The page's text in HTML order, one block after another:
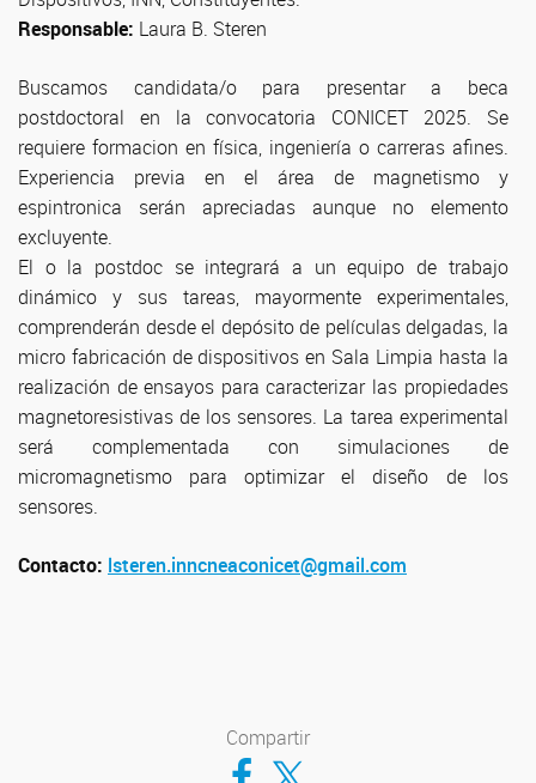
Responsable: Laura B. Steren
Buscamos candidata/o para presentar a beca
postdoctoral en la convocatoria CONICET 2025. Se
requiere formacion en física, ingeniería o carreras afines.
Experiencia previa en el área de magnetismo y
espintronica serán apreciadas aunque no elemento
excluyente.
El o la postdoc se integrará a un equipo de trabajo
dinámico y sus tareas, mayormente experimentales,
comprenderán desde el depósito de películas delgadas, la
micro fabricación de dispositivos en Sala Limpia hasta la
realización de ensayos para caracterizar las propiedades
magnetoresistivas de los sensores. La tarea experimental
será complementada con simulaciones de
micromagnetismo para optimizar el diseño de los
sensores.
Contacto: lsteren.inncneaconicet@gmail.com
Compartir
Compartir en Facebook
Compartir en Twitter